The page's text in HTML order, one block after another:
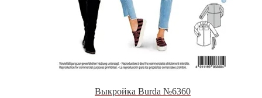
Выкройка Burda №6360